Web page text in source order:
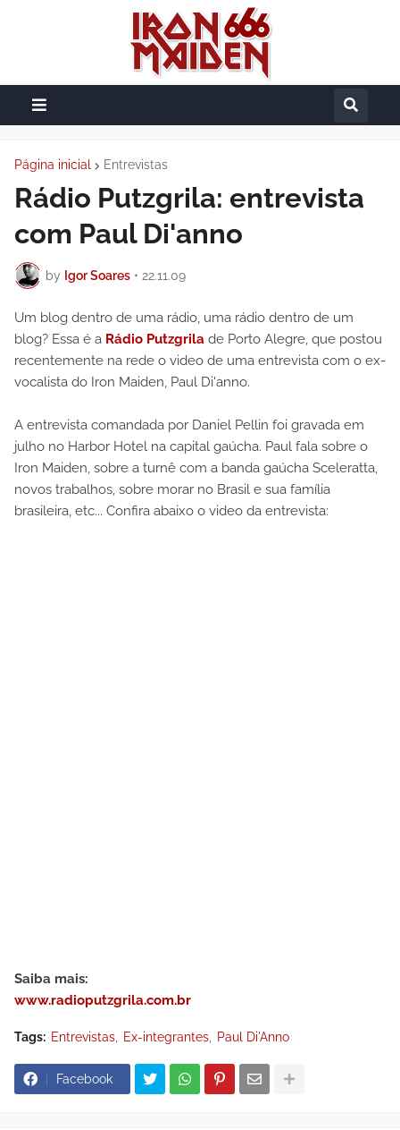
Página inicial Entrevistas
Rádio Putzgrila: entrevista
com Paul Di'anno
by Igor Soares • 22.11.09
Um blog dentro de uma rádio, uma rádio dentro de um
blog? Essa é a Rádio Putzgrila de Porto Alegre, que postou
recentemente na rede o video de uma entrevista com o ex-
vocalista do Iron Maiden, Paul Di'anno.
A entrevista comandada por Daniel Pellin foi gravada em
julho no Harbor Hotel na capital gaúcha. Paul fala sobre o
Iron Maiden, sobre a turnê com a banda gaúcha Sceleratta,
novos trabalhos, sobre morar no Brasil e sua família
brasileira, etc... Confira abaixo o video da entrevista:
Saiba mais:
www.radioputzgrila.com.br
Tags: Entrevistas Ex-integrantes Paul Di'Anno
Facebook